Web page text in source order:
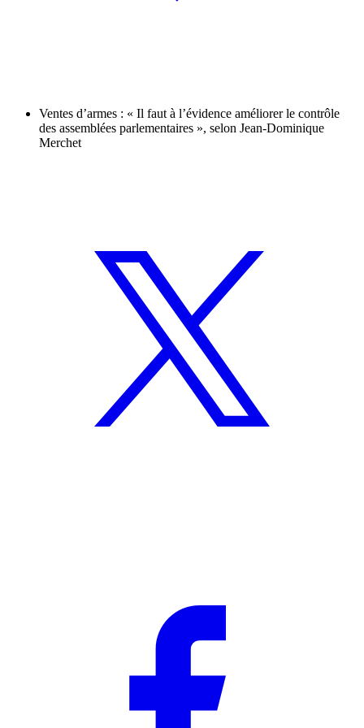
Ventes d’armes : « Il faut à l’évidence améliorer le contrôle
des assemblées parlementaires », selon Jean-Dominique
Merchet